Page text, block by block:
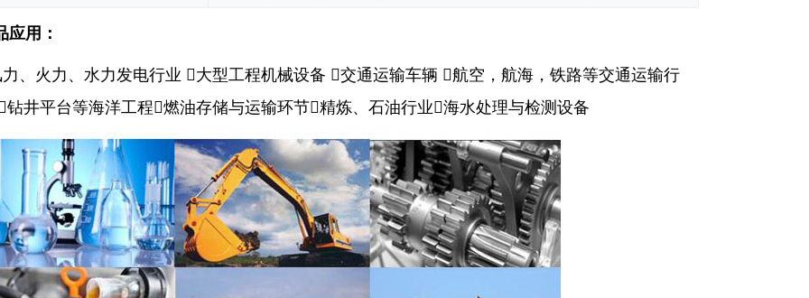
应用：
、火力、水力发电行业 大型工程机械设备 交通运输车辆 航空，航海，铁路等交通运输行
钻井平台等海洋工程燃油存储与运输环节精炼、石油行业海水处理与检测设备